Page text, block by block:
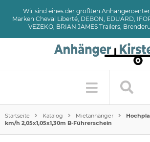
Wir sind eines der größten
Marken Cheval Liberté, DEBON, EDUARD,
VEZEKO, BRIAN JAMES Trailers,
Startseite Katalog Mietanhänger
km/h 2,05x1,05x1,30m B-Führerschein